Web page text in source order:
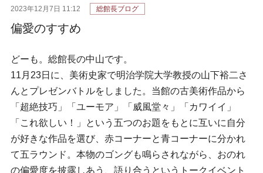
2023年12月7日 11:12 総館長ブログ
偏愛のすすめ
どーも。総館長の中山です。
11月23日に、美術史家で明治学院大学教授の山下裕二さ
んとプレゼンバトルをしました。当館の古美術作品から
「超絶技巧」「ユーモア」「威風堂々」「カワイイ」
「これ欲しい！」という五つのお題をもとに互いに自分
が好きな作品を選び、赤コーナーと青コーナーに分かれ
て五ラウンド。本物のゴングも鳴らされながら、おのれ
の偏愛度を披露しあう、語り合うというトークイベント